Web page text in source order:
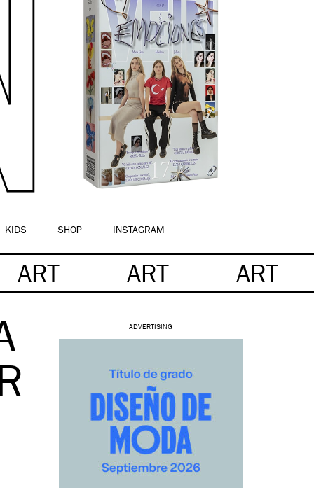
KIDS SHOP INSTAGRAM
ART ART ART
ADVERTISING